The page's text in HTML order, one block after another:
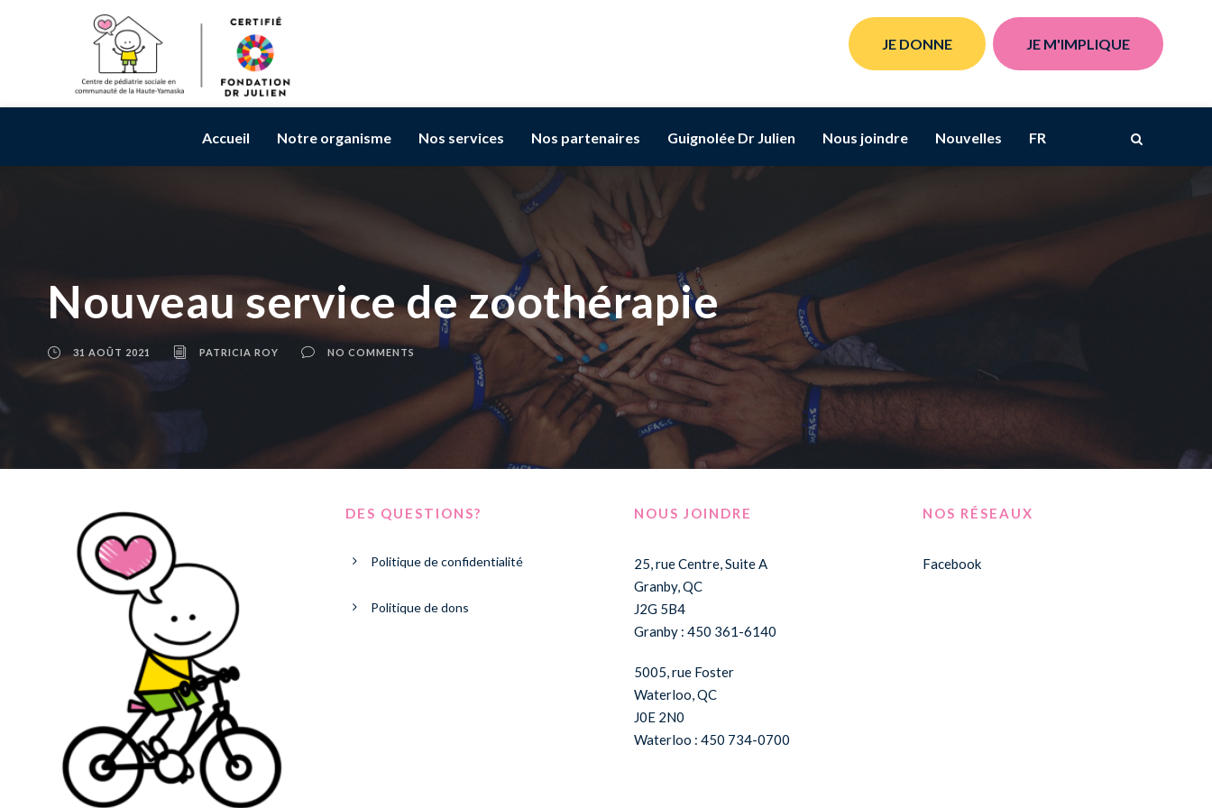
JE DONNE JE M'IMPLIQUE
Accueil Notre organisme Nos services Nos partenaires Guignolée Dr Julien Nous joindre Nouvelles FR
Nouveau service de zoothérapie
31 AOÛT 2021 PATRICIA ROY NO COMMENTS
DES QUESTIONS?
Politique de confidentialité
Politique de dons
NOUS JOINDRE
25, rue Centre, Suite A
Granby, QC
J2G 5B4
Granby : 450 361-6140
5005, rue Foster
Waterloo, QC
J0E 2N0
Waterloo : 450 734-0700
NOS RÉSEAUX
Facebook